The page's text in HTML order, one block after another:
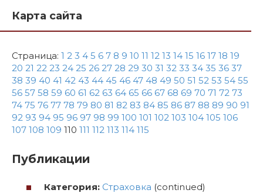
Карта сайта
Страница: 1 2 3 4 5 6 7 8 9 10 11 12 13 14 15 16 17 18 19
20 21 22 23 24 25 26 27 28 29 30 31 32 33 34 35 36 37
38 39 40 41 42 43 44 45 46 47 48 49 50 51 52 53 54 55
56 57 58 59 60 61 62 63 64 65 66 67 68 69 70 71 72 73
74 75 76 77 78 79 80 81 82 83 84 85 86 87 88 89 90 91
92 93 94 95 96 97 98 99 100 101 102 103 104 105 106
107 108 109 110 111 112 113 114 115
Публикации
Категория: Страховка (continued)